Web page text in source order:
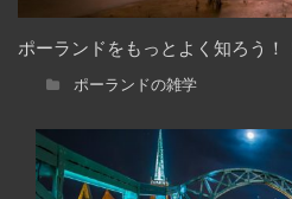
ポーランドをもっとよく知ろう
ポーランドの雑学